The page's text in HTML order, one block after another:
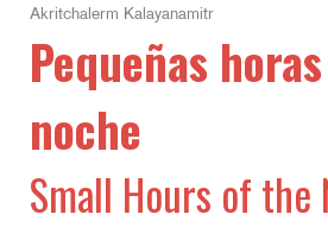
Akritchalerm Kalayanamitr
Pequeñas
noche
Small Hours of the